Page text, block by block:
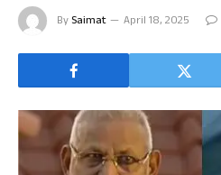
By Saimat April 18, 2025